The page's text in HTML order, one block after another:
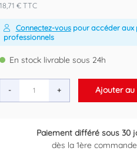
18,71 € TTC
Connectez-vouspour accéder aux
professionnels
En stock livrable sous 24h
- + Ajouter au
sous 30 jours